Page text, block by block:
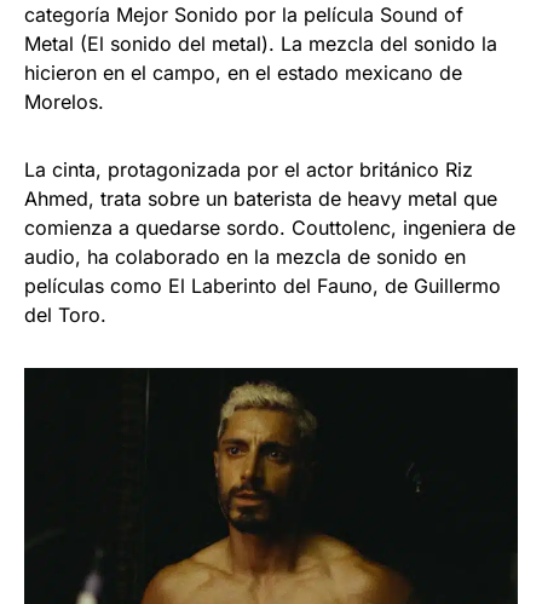
categoría Mejor Sonido por la película Sound of
Metal (El sonido del metal). La mezcla del sonido la
hicieron en el campo, en el estado mexicano de
Morelos.
La cinta, protagonizada por el actor británico Riz
Ahmed, trata sobre un baterista de heavy metal que
comienza a quedarse sordo. Couttolenc, ingeniera de
audio, ha colaborado en la mezcla de sonido en
películas como El Laberinto del Fauno, de Guillermo
del Toro.